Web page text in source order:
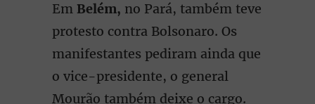
Em Belém, no Pará, também teve
protesto contra Bolsonaro. Os
manifestantes pediram ainda que
o vice-presidente, o general
Mourão também deixe o cargo.